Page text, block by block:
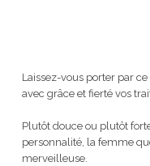
Laissez-vous porter par
avec grâce et fierté vos
Plutôt douce ou plutôt
personnalité, la femme
merveilleuse.